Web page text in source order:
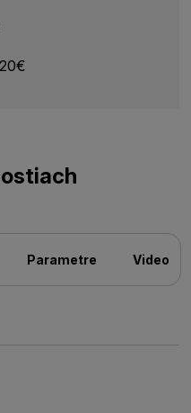
Parametre Video